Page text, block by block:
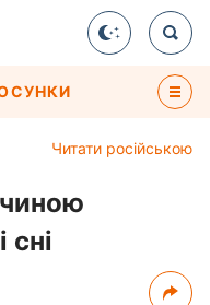
Читати російською
сні